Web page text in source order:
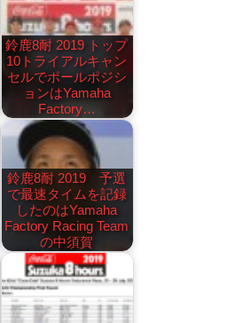
鈴鹿8耐 2019 トップ
10トライアルキャン
セルでポールポジシ
ョンはYamaha
Factory…
鈴鹿8耐 2019 予選
で最速タイムを記録
したのはYamaha
Factory Racing Team
の中須賀